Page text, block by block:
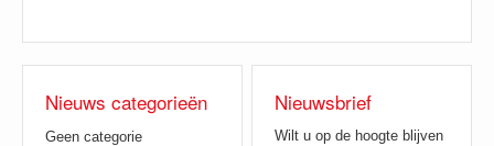
Nieuws categorieën
Geen categorie
Nieuwsbrief
Wilt u op de hoogte blijven